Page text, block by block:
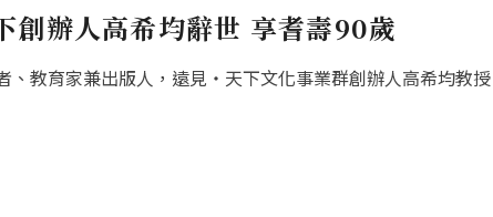
創辦人高希均辭世 享耆壽90歲
、教育家兼出版人，遠見‧天下文化事業群創辦人高希均教